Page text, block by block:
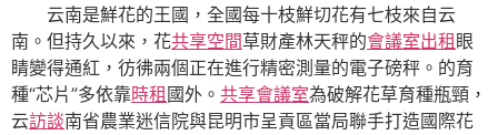
云南是鮮花的王國，全國每十枝鮮切花有七枝來自云
南。但持久以來，花共享空間草財產林天秤的會議室出租 眼
睛變得通紅，彷彿兩個正在進行精密測量的電子磅秤。的育
種“芯片”多依靠時租 國外。 共享會議室為破解花草育種瓶頸，
云訪談南省農業迷信院與昆明市呈貢區當局聯手打造國際花